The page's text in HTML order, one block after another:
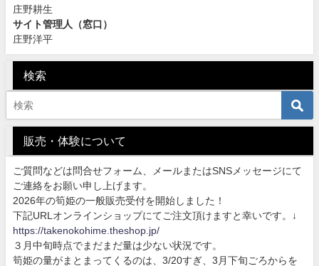
庄野耕生
サイト管理人（窓口）
庄野洋平
検索
販売・体験について
ご質問などは問合せフォーム、メールまたはSNSメッセージにて
ご連絡をお願い申し上げます。
2026年の筍姫の一般販売受付を開始しました！
下記URLオンラインショップにてご注文頂けますと幸いです。↓
https://takenokohime.theshop.jp/
３月中旬時点でまだまだ量は少ない状況です。
筍姫の量がまとまってくるのは、3/20すぎ、3月下旬ごろからを